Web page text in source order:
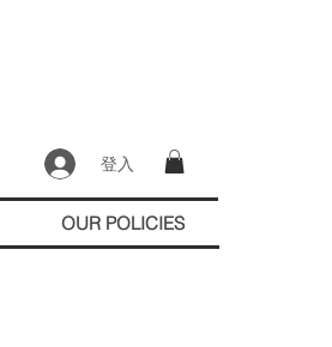
登入
OUR POLICIES